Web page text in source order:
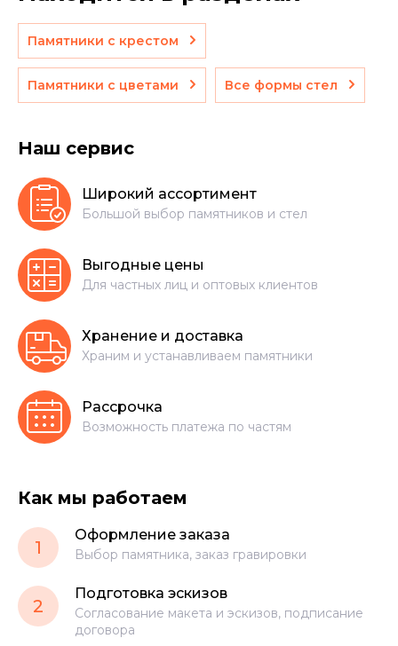
Памятники с крестом
Памятники с цветами Все формы стел
Наш сервис
Широкий ассортимент
Большой выбор памятников и стел
Выгодные цены
Для частных лиц и оптовых клиентов
Хранение и доставка
Храним и устанавливаем памятники
Рассрочка
Возможность платежа по частям
Как мы работаем
1
Оформление заказа
Выбор памятника, заказ гравировки
2
Подготовка эскизов
Согласование макета и эскизов, подписание
договора